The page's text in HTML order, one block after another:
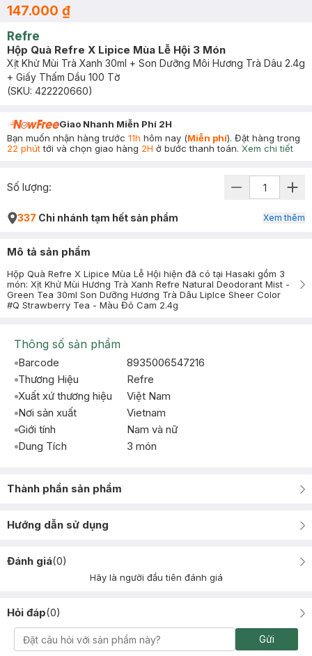
147.000 ₫
Refre
Hộp Quà Refre X Lipice Mùa Lễ Hội 3 Món
Xịt Khử Mùi Trà Xanh 30ml + Son Dưỡng Môi Hương Trà Dâu 2.4g
+ Giấy Thấm Dầu 100 Tờ
(SKU: 422220660)
Giao Nhanh Miễn Phí 2H
Bạn muốn nhận hàng trước 11h hôm nay (Miễn phí). Đặt hàng trong
22 phúttới và chọn giao hàng 2H ở bước thanh toán. Xem chi tiết
Số lượng:
337 Chi nhánh tạm hết sản phẩm Xem thêm
Mô tả sản phẩm
Hộp Quà Refre X Lipice Mùa Lễ Hội hiện đã có tại Hasaki gồm 3
món: Xịt Khử Mùi Hương Trà Xanh Refre Natural Deodorant Mist -
Green Tea 30ml Son Dưỡng Hương Trà Dâu LipIce Sheer Color
#Q Strawberry Tea - Màu Đỏ Cam 2.4g
Thông số sản phẩm
Barcode
8935006547216
Thương Hiệu
Refre
Xuất xứ thương hiệu
Việt Nam
Nơi sản xuất
Vietnam
Giới tính
Nam và nữ
Dung Tích
3 món
Thành phần sản phẩm
Hướng dẫn sử dụng
Đánh giá(0)
Hãy là người đầu tiên đánh giá
Hỏi đáp(0)
Gửi